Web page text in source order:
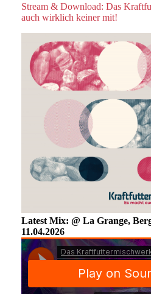
Stream & Download: Das
auch wirklich keiner mit!
Latest Mix: @ La Grange,
11.04.2026